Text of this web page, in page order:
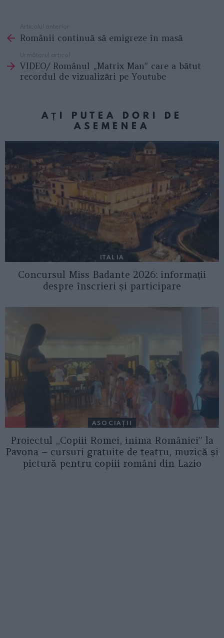
more
Articolul anterior
Românii continuă să emigreze în masă
Următorul articol
VIDEO/ Românul „Matrix Man” care a bătut
recordul de vizualizări pe Youtube
AȚI PUTEA DORI DE
ASEMENEA
ITALIA
Concursul Miss Badante 2026: informații
despre înscrieri și participare
ASOCIAŢII
Proiectul „Copiii Romei, inima României” la
Pavona – cursuri gratuite de teatru, muzică și
pictură pentru copiii români din Lazio